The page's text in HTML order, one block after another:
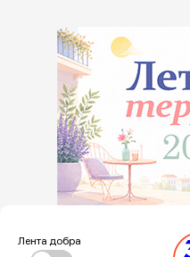
Лента добра